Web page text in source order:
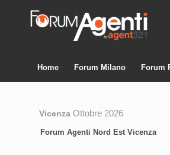
Home Forum Milano Forum
Forum Agenti Nord Est Vicenza
Vicenza Ottobre 2026